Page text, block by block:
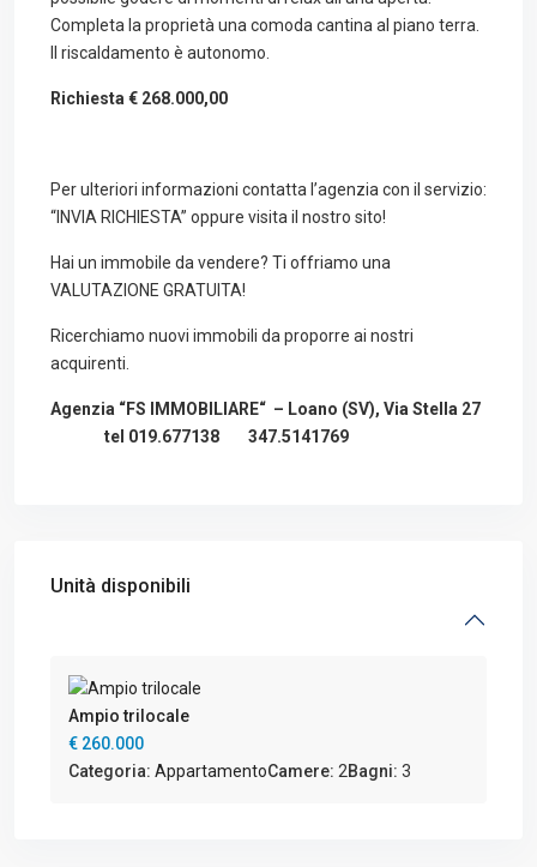
Completa la proprietà una comoda cantina al piano terra.
Il riscaldamento è autonomo.
Richiesta € 268.000,00
Per ulteriori informazioni contatta l’agenzia con il servizio:
“INVIA RICHIESTA” oppure visita il nostro sito!
Hai un immobile da vendere? Ti offriamo una
VALUTAZIONE GRATUITA!
Ricerchiamo nuovi immobili da proporre ai nostri
acquirenti.
Agenzia “FS IMMOBILIARE“ – Loano (SV), Via Stella 27
tel 019.677138 347.5141769
Unità disponibili
Ampio trilocale
€ 260.000
Categoria: AppartamentoCamere: 2Bagni: 3